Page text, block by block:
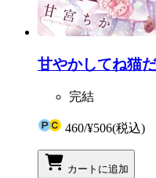
甘やかしてね猫
完結
460/¥506(税込)
カートに追加